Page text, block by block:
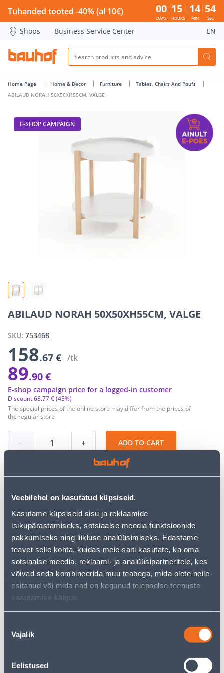
Veebilehel on kasutatud küpsiseid.
Kasutame küpsiseid sisu ja reklaamide
isikupärastamiseks, sotsiaalse meedia funktsioonide
pakkumiseks ning liikluse analüüsimiseks. Edastame
teavet selle kohta, kuidas meie saiti kasutate, ka oma
sotsiaalse meedia, reklaami- ja analüüsipartneritele, kes
võivad seda kombineerida muu teabega, mida olete neile
esitanud või mida nad on kogunud teiepoolse teenuste
kasutamise käigus.
valik
Vajalik
Eelistused
ABILAUD NORAH 50X50XH55CM, VALGE - Bauhof has loaded
Tuhanded tooted -40% (al 10€) 00
DAYS
15
HOURS
14
MIN
54
SEC
Shops Business Service Center EN
Home Page Home & Decor Furniture
Tables, Chairs And Poufs
ABILAUD NORAH 50X50XH55CM, VALGE
E-SHOP CAMPAIGN
ABILAUD NORAH 50X50XH55CM, VALGE
SKU: 753468
158.67 € /tk
89.90 €
The special prices of the online store may differ from the prices of
the regular store
Discount68.77 €(43%)
E-shop campaign price for a logged-in customer
− + ADD TO CART
See availability
• 14-päevane tagastusõigus.
• HANKIJA LAOST TELLITAV TOODE
Installment calculator
Deposit
26.44 €